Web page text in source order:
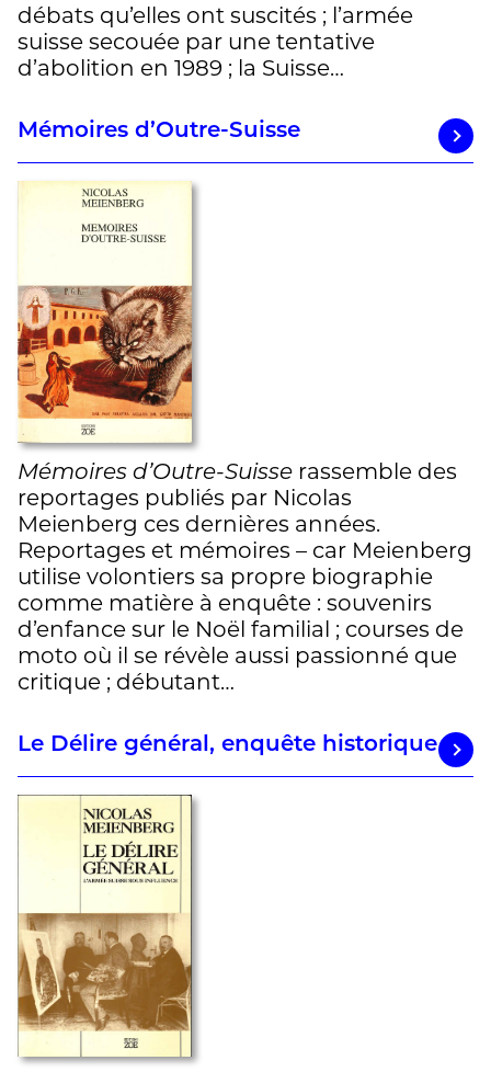
débats qu’elles ont suscités ; l’armée
suisse secouée par une tentative
d’abolition en 1989 ; la Suisse…
Mémoires d’Outre-Suisse
Mémoires d’Outre-Suisse rassemble des
reportages publiés par Nicolas
Meienberg ces dernières années.
Reportages et mémoires – car Meienberg
utilise volontiers sa propre biographie
comme matière à enquête : souvenirs
d’enfance sur le Noël familial ; courses de
moto où il se révèle aussi passionné que
critique ; débutant…
Le Délire général, enquête historique